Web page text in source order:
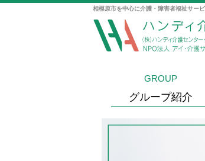
相模原市を中心に介護・障害者福祉サー
GROUP
グループ紹介